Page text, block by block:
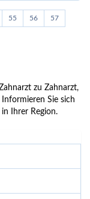
55 56 57
zu Zahnarzt,
Sie sich
Ihrer Region.